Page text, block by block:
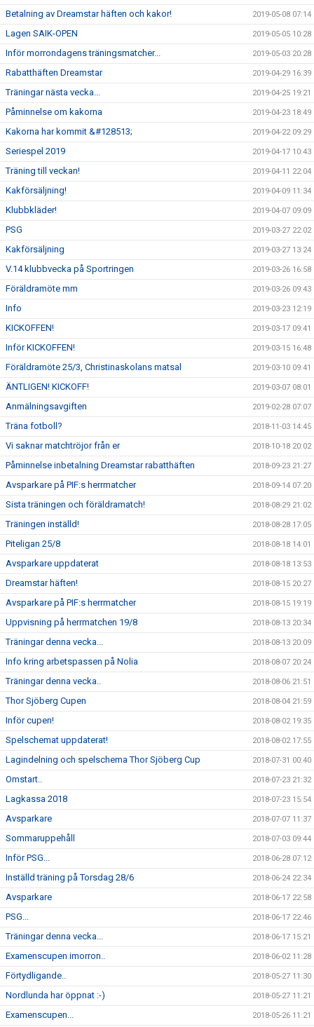
Betalning av Dreamstar häften och kakor! 2019-05-08 07:14
Lagen SAIK-OPEN 2019-05-05 10:28
Inför morrondagens träningsmatcher... 2019-05-03 20:28
Rabatthäften Dreamstar 2019-04-29 16:39
Träningar nästa vecka... 2019-04-25 19:21
Påminnelse om kakorna 2019-04-23 18:49
Kakorna har kommit &#128513; 2019-04-22 09:29
Seriespel 2019 2019-04-17 10:43
Träning till veckan! 2019-04-11 22:04
Kakförsäljning! 2019-04-09 11:34
Klubbkläder! 2019-04-07 09:09
PSG 2019-03-27 22:02
Kakförsäljning 2019-03-27 13:24
V.14 klubbvecka på Sportringen 2019-03-26 16:58
Föräldramöte mm 2019-03-26 09:43
Info 2019-03-23 12:19
KICKOFFEN! 2019-03-17 09:41
Inför KICKOFFEN! 2019-03-15 16:48
Föräldramöte 25/3, Christinaskolans matsal 2019-03-10 09:41
ÄNTLIGEN! KICKOFF! 2019-03-07 08:01
Anmälningsavgiften 2019-02-28 07:07
Träna fotboll? 2018-11-03 14:45
Vi saknar matchtröjor från er 2018-10-18 20:02
Påminnelse inbetalning Dreamstar rabatthäften 2018-09-23 21:27
Avsparkare på PIF:s herrmatcher 2018-09-14 07:20
Sista träningen och föräldramatch! 2018-08-29 21:02
Träningen inställd! 2018-08-28 17:05
Piteligan 25/8 2018-08-18 14:01
Avsparkare uppdaterat 2018-08-18 13:53
Dreamstar häften! 2018-08-15 20:27
Avsparkare på PIF:s herrmatcher 2018-08-15 19:19
Uppvisning på herrmatchen 19/8 2018-08-13 20:34
Träningar denna vecka... 2018-08-13 20:09
Info kring arbetspassen på Nolia 2018-08-07 20:24
Träningar denna vecka.. 2018-08-06 21:51
Thor Sjöberg Cupen 2018-08-04 21:59
Inför cupen! 2018-08-02 19:35
Spelschemat uppdaterat! 2018-08-02 17:55
Lagindelning och spelschema Thor Sjöberg Cup 2018-07-31 00:40
Omstart.. 2018-07-23 21:32
Lagkassa 2018 2018-07-23 15:54
Avsparkare 2018-07-07 11:37
Sommaruppehåll 2018-07-03 09:44
Inför PSG... 2018-06-28 07:12
Inställd träning på Torsdag 28/6 2018-06-24 22:34
Avsparkare 2018-06-17 22:58
PSG... 2018-06-17 22:46
Träningar denna vecka... 2018-06-17 15:21
Examenscupen imorron.. 2018-06-02 11:28
Förtydligande.. 2018-05-27 11:30
Nordlunda har öppnat :-) 2018-05-27 11:21
Examenscupen... 2018-05-26 11:21